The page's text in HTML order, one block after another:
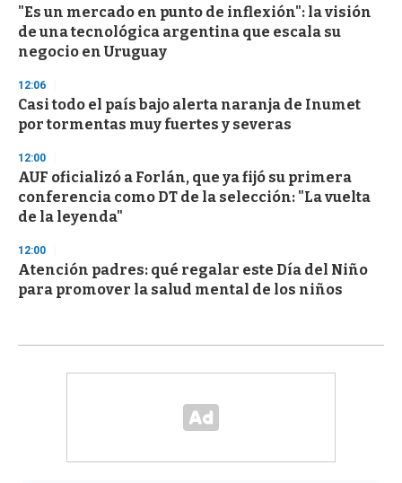
"Es un mercado en punto de inflexión": la visión
de una tecnológica argentina que escala su
negocio en Uruguay
12:06
Casi todo el país bajo alerta naranja de Inumet
por tormentas muy fuertes y severas
12:00
AUF oficializó a Forlán, que ya fijó su primera
conferencia como DT de la selección: "La vuelta
de la leyenda"
12:00
Atención padres: qué regalar este Día del Niño
para promover la salud mental de los niños